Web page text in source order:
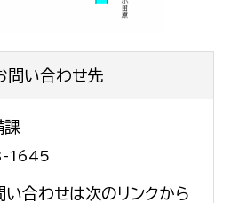
問い合わせ先
課
1645
い合わせは次のリンクから